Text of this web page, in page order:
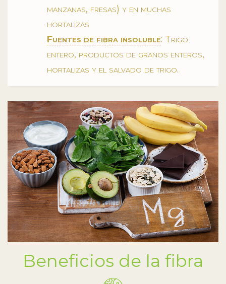
manzanas, fresas) y en muchas
hortalizas
Fuentes de fibra insoluble: Trigo
entero, productos de granos enteros,
hortalizas y el salvado de trigo.
Beneficios de la fibra